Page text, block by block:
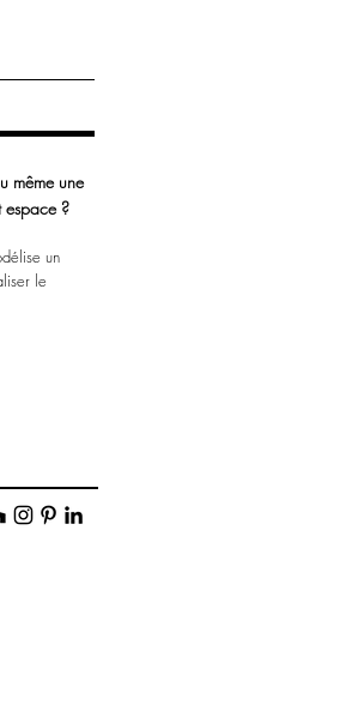
même une
espace ?
un
le